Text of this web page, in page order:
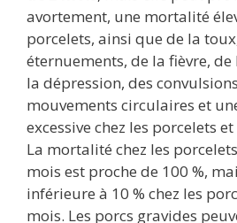
avortement, une mortalité
porcelets, ainsi que de la
éternuements, de la fièvre,
la dépression, des
mouvements circulaires et
excessive chez les porcelets
La mortalité chez les
mois est proche de 100 %,
inférieure à 10 % chez les
mois. Les porcs gravides